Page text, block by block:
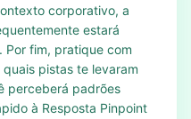
corporativo, a
estará
Por fim, pratique com
pistas te levaram
perceberá padrões
à Resposta Pinpoint